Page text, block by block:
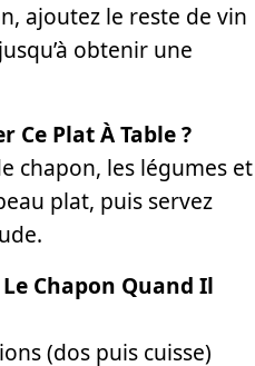
ajoutez le reste de vin
obtenir une
Ce Plat À Table ?
chapon, les légumes et
plat, puis servez
Chapon Quand Il
(dos puis cuisse)